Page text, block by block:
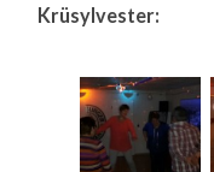
Krüsylvester: